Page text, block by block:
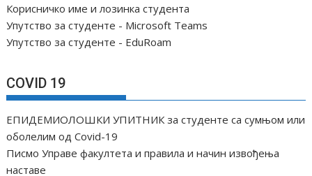
Корисничко име и лозинка студента
Упутство за студенте - Microsoft Teams
Упутство за студенте - EduRoam
COVID 19
ЕПИДЕМИОЛОШКИ УПИТНИК за студенте са сумњом или
оболелим од Covid-19
Писмо Управе факултета и правила и начин извођења
наставе